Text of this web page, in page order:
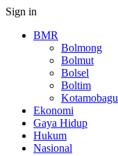
Sign in
BMR
Bolmong
Bolmut
Bolsel
Boltim
Kotamobagu
Ekonomi
Gaya Hidup
Hukum
Nasional